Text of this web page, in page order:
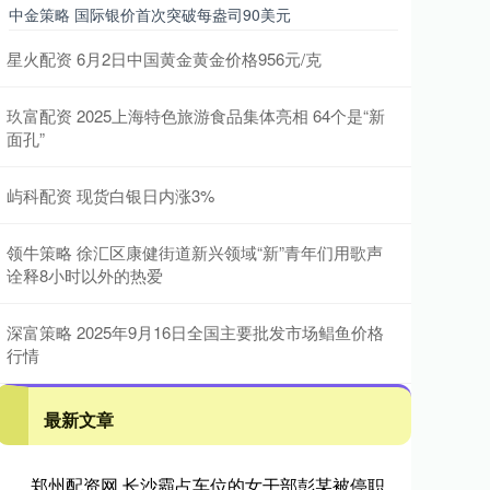
中金策略 国际银价首次突破每盎司90美元
星火配资 6月2日中国黄金黄金价格956元/克
玖富配资 2025上海特色旅游食品集体亮相 64个是“新
面孔”
屿科配资 现货白银日内涨3%
领牛策略 徐汇区康健街道新兴领域“新”青年们用歌声
诠释8小时以外的热爱
深富策略 2025年9月16日全国主要批发市场鲳鱼价格
行情
最新文章